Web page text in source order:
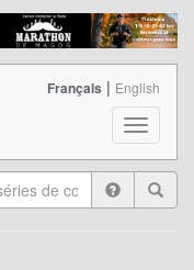
T
o
g
l
Français | English